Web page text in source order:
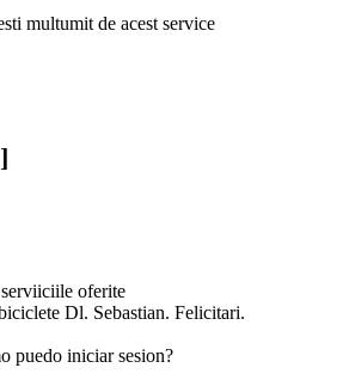
multumit de acest service
oferite
Dl. Sebastian. Felicitari.
puedo iniciar sesion?